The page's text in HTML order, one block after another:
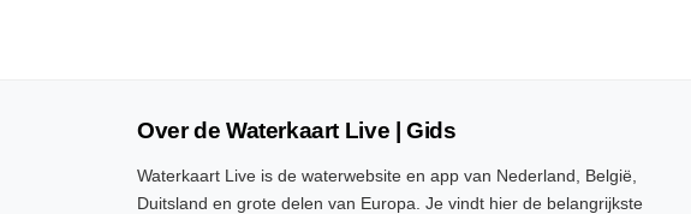
Over de Waterkaart Live | Gids
Waterkaart Live is de waterwebsite en app van Nederland, België,
Duitsland en grote delen van Europa. Je vindt hier de belangrijkste